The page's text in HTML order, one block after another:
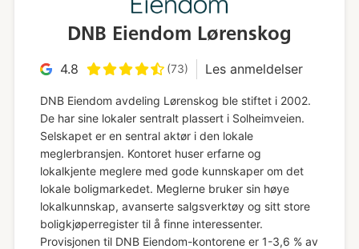
DNB Eiendom Lørenskog
4.8 (73) Les anmeldelser
DNB Eiendom avdeling Lørenskog ble stiftet i 2002.
De har sine lokaler sentralt plassert i Solheimveien.
Selskapet er en sentral aktør i den lokale
meglerbransjen. Kontoret huser erfarne og
lokalkjente meglere med gode kunnskaper om det
lokale boligmarkedet. Meglerne bruker sin høye
lokalkunnskap, avanserte salgsverktøy og sitt store
boligkjøperregister til å finne interessenter.
Provisjonen til DNB Eiendom-kontorene er 1-3,6 % av